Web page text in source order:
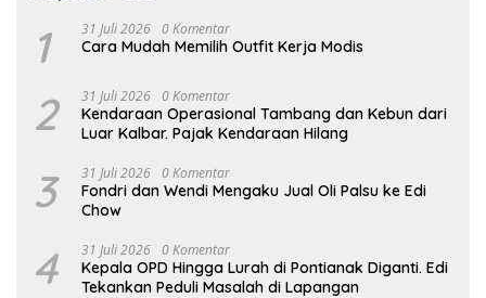
1 31 Juli 2026 0 Komentar
Cara Mudah Memilih Outfit Kerja Modis
2 31 Juli 2026 0 Komentar
Kendaraan Operasional Tambang dan Kebun dari
Luar Kalbar. Pajak Kendaraan Hilang
3 31 Juli 2026 0 Komentar
Fondri dan Wendi Mengaku Jual Oli Palsu ke Edi
Chow
4 31 Juli 2026 0 Komentar
Kepala OPD Hingga Lurah di Pontianak Diganti. Edi
Tekankan Peduli Masalah di Lapangan